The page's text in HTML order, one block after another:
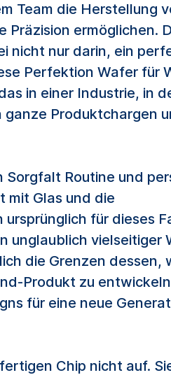
Team die Herstellung
Präzision ermöglichen.
nicht nur darin, ein
Perfektion Wafer für
in einer Industrie, in
Produktchargen
Sorgfalt Routine und
mit Glas und die
für dieses
unglaublich vielseitiger
die Grenzen dessen,
Produkt zu
für eine neue
Chip nicht auf.